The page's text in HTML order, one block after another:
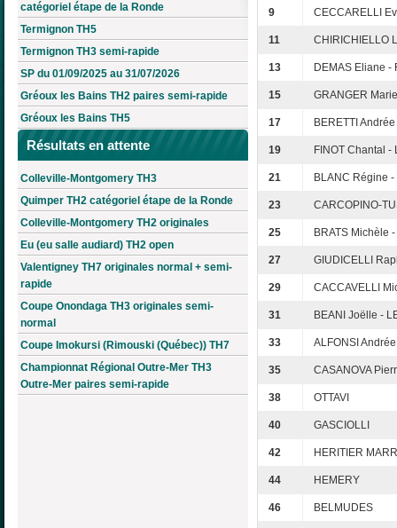
catégoriel étape de la Ronde
Termignon TH5
Termignon TH3 semi-rapide
SP du 01/09/2025 au 31/07/2026
Gréoux les Bains TH2 paires semi-rapide
Gréoux les Bains TH5
Résultats en attente
Colleville-Montgomery TH3
Quimper TH2 catégoriel étape de la Ronde
Colleville-Montgomery TH2 originales
Eu (eu salle audiard) TH2 open
Valentigney TH7 originales normal + semi-
rapide
Coupe Onondaga TH3 originales semi-
normal
Coupe Imokursi (Rimouski (Québec)) TH7
Championnat Régional Outre-Mer TH3
Outre-Mer paires semi-rapide
9 CECCARELLI
11 CHIRICHIELLO
13 DEMAS Eliane -
15 GRANGER
17 BERETTI
19 FINOT Chantal -
21 BLANC Régine
23 CARCOPINO-
25 BRATS Michèle
27 GIUDICELLI
29 CACCAVELLI
31 BEANI Joëlle -
33 ALFONSI
35 CASANOVA
38 OTTAVI
40 GASCIOLLI
42 HERITIER
44 HEMERY
46 BELMUDES